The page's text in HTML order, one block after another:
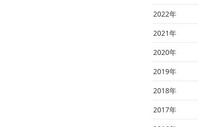
2022年
2021年
2020年
2019年
2018年
2017年